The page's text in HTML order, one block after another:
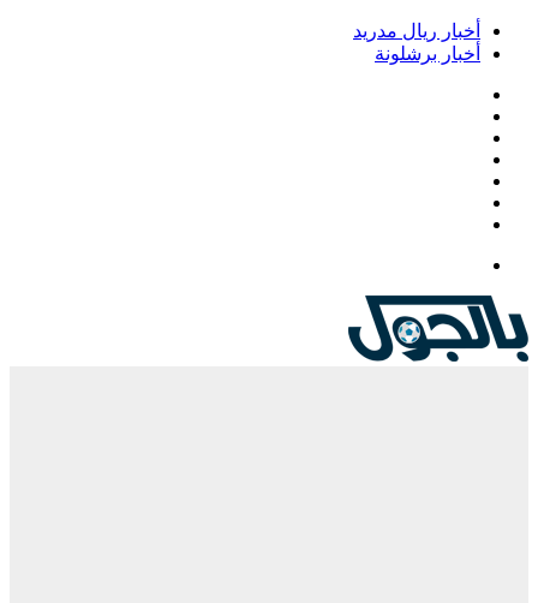
ريال مدريد
برشلونة